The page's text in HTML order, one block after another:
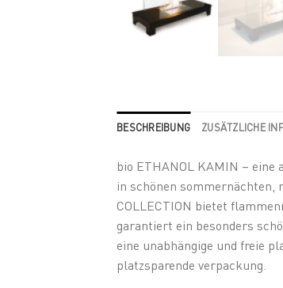
BESCHREIBUNG ZUSÄTZLICHE
bio ETHANOL KAMIN – eine
in schönen sommernächten,
COLLECTION bietet
garantiert ein besonders
eine unabhängige und freie
platzsparende verpackung.